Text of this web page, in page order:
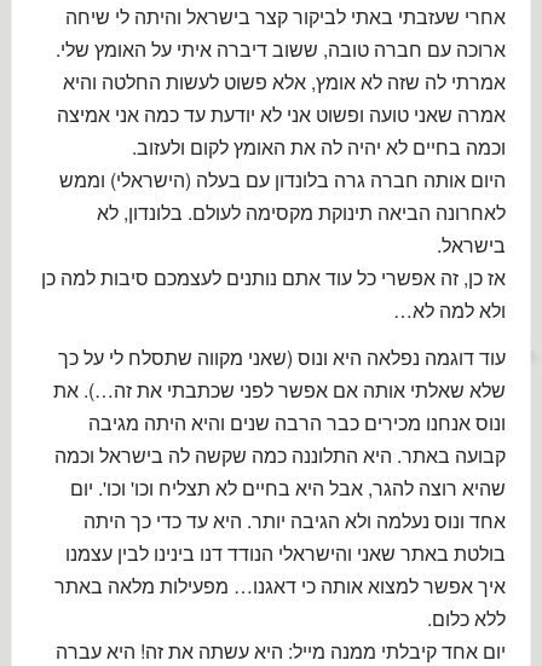
אחרי שעזבתי באתי לביקור קצר בישראל והיתה לי שיחה
ארוכה עם חברה טובה, ששוב דיברה איתי על האומץ שלי.
אמרתי לה שזה לא אומץ, אלא פשוט לעשות החלטה והיא
אמרה שאני טועה ופשוט אני לא יודעת עד כמה אני אמיצה
וכמה בחיים לא יהיה לה את האומץ לקום ולעזוב.
היום אותה חברה גרה בלונדון עם בעלה (הישראלי) וממש
לאחרונה הביאה תינוקת מקסימה לעולם. בלונדון, לא
בישראל.
אז כן, זה אפשרי כל עוד אתם נותנים לעצמכם סיבות למה כן
ולא למה לא…
עוד דוגמה נפלאה היא ונוס (שאני מקווה שתסלח לי על כך
שלא שאלתי אותה אם אפשר לפני שכתבתי את זה…). את
ונוס אנחנו מכירים כבר הרבה שנים והיא היתה מגיבה
קבועה באתר. היא התלוננה כמה שקשה לה בישראל וכמה
שהיא רוצה להגר, אבל היא בחיים לא תצליח וכו' וכו'. יום
אחד ונוס נעלמה ולא הגיבה יותר. היא עד כדי כך היתה
בולטת באתר שאני והישראלי הנודד דנו בינינו לבין עצמנו
איך אפשר למצוא אותה כי דאגנו… מפעילות מלאה באתר
ללא כלום.
יום אחד קיבלתי ממנה מייל: היא עשתה את זה! היא עברה